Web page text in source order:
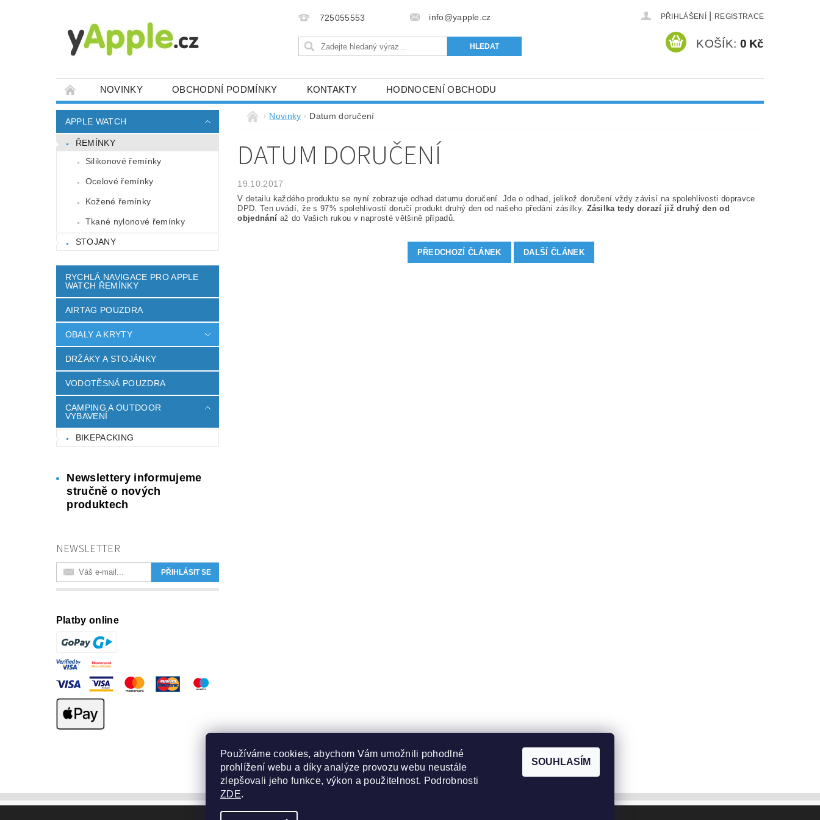
725055553 info@yapple.cz PŘIHLÁŠENÍ REGISTRACE
KOŠÍK: 0 Kč
NOVINKY OBCHODNÍ PODMÍNKY KONTAKTY HODNOCENÍ OBCHODU
APPLE WATCH
ŘEMÍNKY
Silikonové řemínky
Ocelové řemínky
Kožené řemínky
Tkané nylonové řemínky
STOJANY
RYCHLÁ NAVIGACE PRO APPLE
WATCH ŘEMÍNKY
AIRTAG POUZDRA
OBALY A KRYTY
DRŽÁKY A STOJÁNKY
VODOTĚSNÁ POUZDRA
CAMPING A OUTDOOR
VYBAVENÍ
BIKEPACKING
Newslettery informujeme
stručně o nových
produktech
NEWSLETTER
Platby online
Novinky Datum doručení
DATUM DORUČENÍ
19.10.2017
V detailu každého produktu se nyní zobrazuje odhad datumu doručení. Jde o odhad, jelikož doručení vždy závisí na spolehlivosti dopravce
DPD. Ten uvádí, že s 97% spolehlivostí doručí produkt druhý den od našeho předání zásilky. Zásilka tedy dorazí již druhý den od
objednání až do Vašich rukou v naprosté většině případů.
PŘEDCHOZÍ ČLÁNEK DALŠÍ ČLÁNEK
Používáme cookies, abychom Vám umožnili pohodlné
prohlížení webu a díky analýze provozu webu neustále
zlepšovali jeho funkce, výkon a použitelnost. Podrobnosti
ZDE.
SOUHLASÍM